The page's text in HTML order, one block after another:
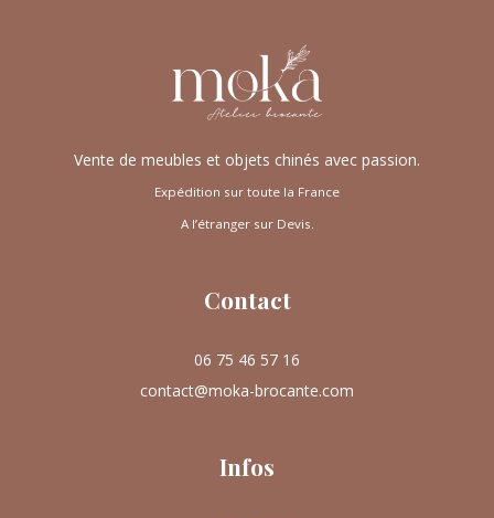
Vente de meubles et objets chinés avec passion.
Expédition sur toute la France
A l’étranger sur Devis.
Contact
06 75 46 57 16
contact@moka-brocante.com
Infos